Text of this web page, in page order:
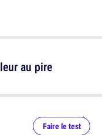
au pire
Faire le test